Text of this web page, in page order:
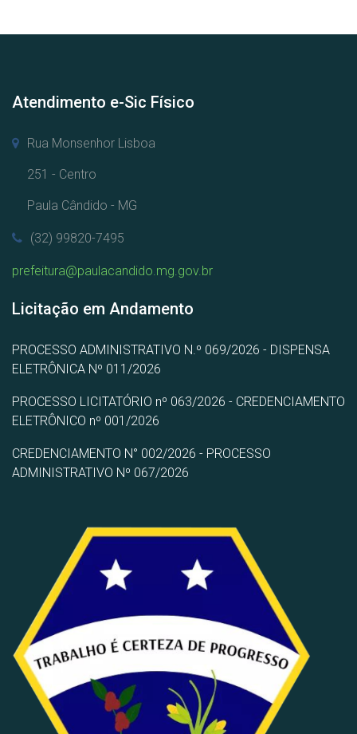
Atendimento e-Sic Físico
Rua Monsenhor Lisboa
251 - Centro
Paula Cândido - MG
(32) 99820-7495
prefeitura@paulacandido.mg.gov.br
Licitação em Andamento
PROCESSO ADMINISTRATIVO N.º 069/2026 - DISPENSA
ELETRÔNICA Nº 011/2026
PROCESSO LICITATÓRIO nº 063/2026 - CREDENCIAMENTO
ELETRÔNICO nº 001/2026
CREDENCIAMENTO N° 002/2026 - PROCESSO
ADMINISTRATIVO Nº 067/2026